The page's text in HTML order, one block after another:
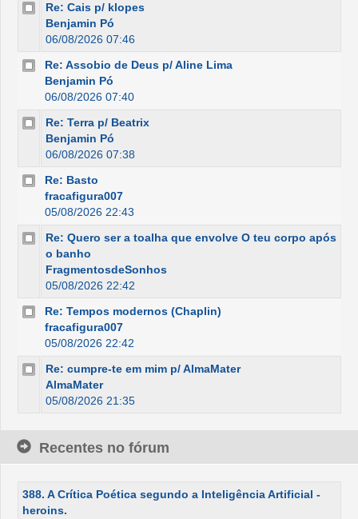
Re: Cais p/ klopes
Benjamin Pó
06/08/2026 07:46
Re: Assobio de Deus p/ Aline Lima
Benjamin Pó
06/08/2026 07:40
Re: Terra p/ Beatrix
Benjamin Pó
06/08/2026 07:38
Re: Basto
fracafigura007
05/08/2026 22:43
Re: Quero ser a toalha que envolve O teu corpo após
o banho
FragmentosdeSonhos
05/08/2026 22:42
Re: Tempos modernos (Chaplin)
fracafigura007
05/08/2026 22:42
Re: cumpre-te em mim p/ AlmaMater
AlmaMater
05/08/2026 21:35
Recentes no fórum
388. A Crítica Poética segundo a Inteligência Artificial -
heroins.